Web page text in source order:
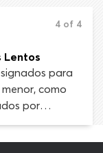
4 of 4
Lentos
para
como
por
de carretera y